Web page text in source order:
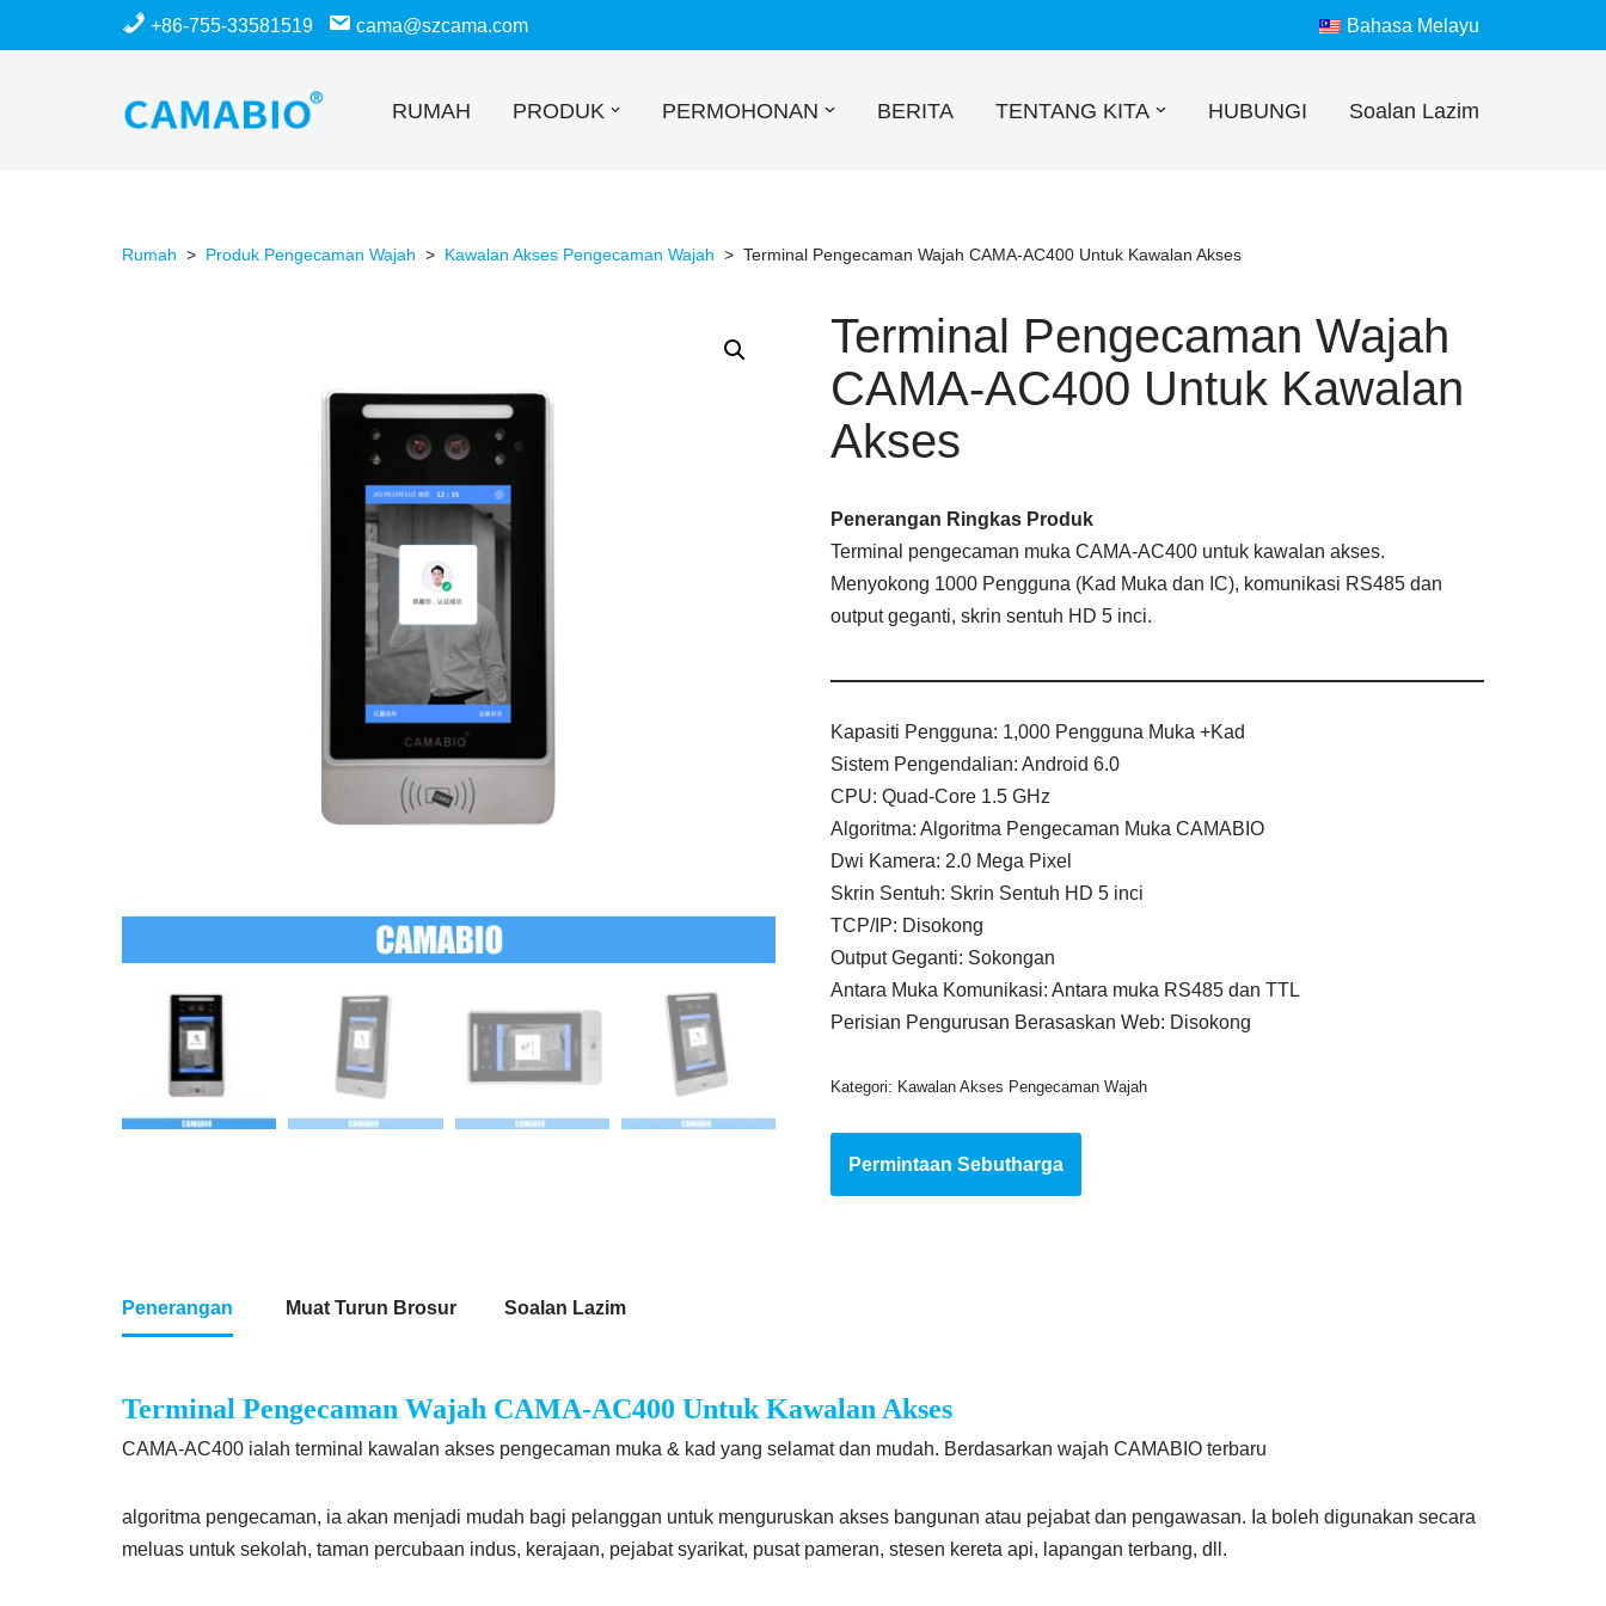
+86-755-33581519 cama@szcama.com Bahasa Melayu
RUMAH PRODUK PERMOHONAN BERITA TENTANG KITA HUBUNGI Soalan Lazim
Rumah > Produk Pengecaman Wajah > Kawalan Akses Pengecaman Wajah > Terminal Pengecaman Wajah CAMA-AC400 Untuk Kawalan Akses
Terminal Pengecaman Wajah
CAMA-AC400 Untuk Kawalan
Akses
Penerangan Ringkas Produk
Terminal pengecaman muka CAMA-AC400 untuk kawalan akses.
Menyokong 1000 Pengguna (Kad Muka dan IC), komunikasi RS485 dan
output geganti, skrin sentuh HD 5 inci.
Kapasiti Pengguna: 1,000 Pengguna Muka +Kad
Sistem Pengendalian: Android 6.0
CPU: Quad-Core 1.5 GHz
Algoritma: Algoritma Pengecaman Muka CAMABIO
Dwi Kamera: 2.0 Mega Pixel
Skrin Sentuh: Skrin Sentuh HD 5 inci
TCP/IP: Disokong
Output Geganti: Sokongan
Antara Muka Komunikasi: Antara muka RS485 dan TTL
Perisian Pengurusan Berasaskan Web: Disokong
Kategori: Kawalan Akses Pengecaman Wajah
Permintaan Sebutharga
Penerangan Muat Turun Brosur Soalan Lazim
Terminal Pengecaman Wajah CAMA-AC400 Untuk Kawalan Akses
CAMA-AC400 ialah terminal kawalan akses pengecaman muka & kad yang selamat dan mudah. Berdasarkan wajah CAMABIO terbaru
algoritma pengecaman, ia akan menjadi mudah bagi pelanggan untuk menguruskan akses bangunan atau pejabat dan pengawasan. Ia boleh digunakan secara
meluas untuk sekolah, taman percubaan indus, kerajaan, pejabat syarikat, pusat pameran, stesen kereta api, lapangan terbang, dll.